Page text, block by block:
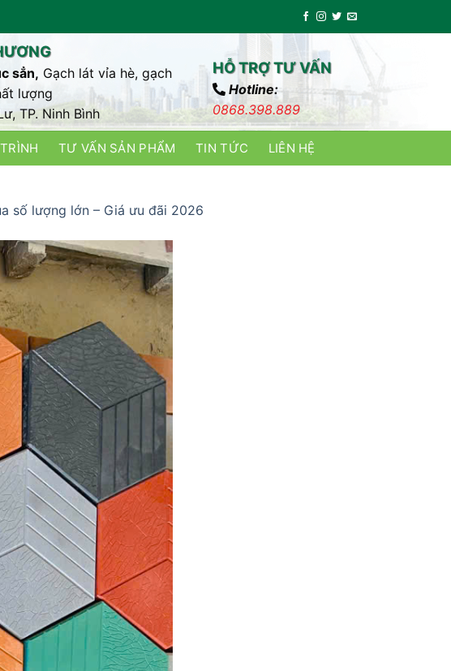
sẳn, Gạch lát vỉa hè, gạch
lượng
TP. Ninh Bình
HỖ TRỢ TƯ VẤN
Hotline:
0868.398.889
TƯ VẤN SẢN PHẨM TIN TỨC LIÊN HỆ
số lượng lớn – Giá ưu đãi 2026